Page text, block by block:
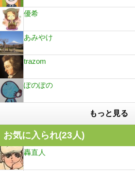
優希
あみやけ
trazom
ぽのぽの
もっと見る
お気に入られ(23人)
轟直人